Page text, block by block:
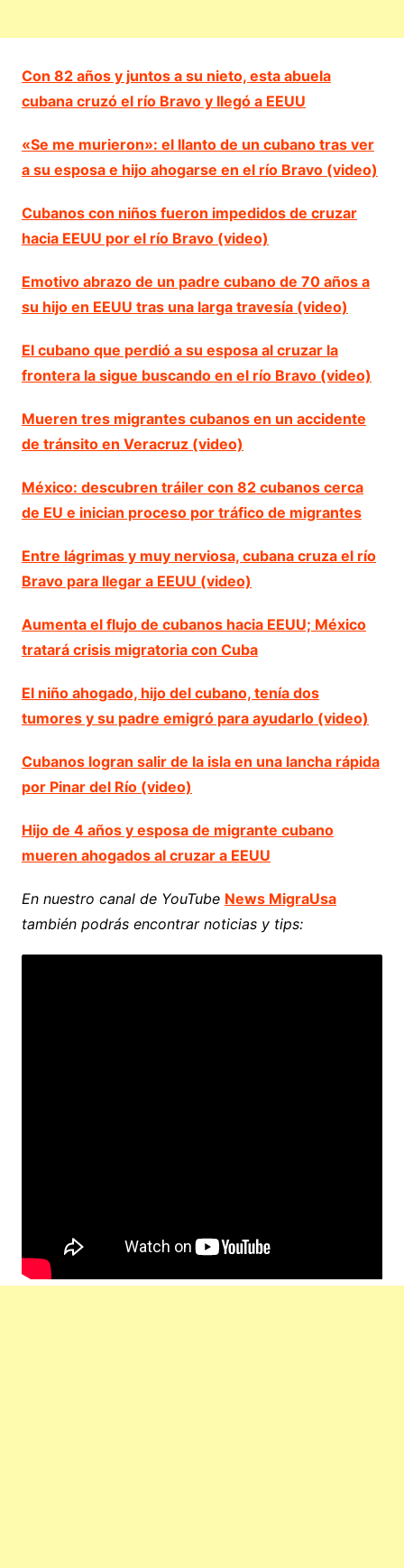
Con 82 años y juntos a su nieto, esta abuela
cubana cruzó el río Bravo y llegó a EEUU
«Se me murieron»: el llanto de un cubano tras ver
a su esposa e hijo ahogarse en el río Bravo (video)
Cubanos con niños fueron impedidos de cruzar
hacia EEUU por el río Bravo (video)
Emotivo abrazo de un padre cubano de 70 años a
su hijo en EEUU tras una larga travesía (video)
El cubano que perdió a su esposa al cruzar la
frontera la sigue buscando en el río Bravo (video)
Mueren tres migrantes cubanos en un accidente
de tránsito en Veracruz (video)
México: descubren tráiler con 82 cubanos cerca
de EU e inician proceso por tráfico de migrantes
Entre lágrimas y muy nerviosa, cubana cruza el río
Bravo para llegar a EEUU (video)
Aumenta el flujo de cubanos hacia EEUU; México
tratará crisis migratoria con Cuba
El niño ahogado, hijo del cubano, tenía dos
tumores y su padre emigró para ayudarlo (video)
Cubanos logran salir de la isla en una lancha rápida
por Pinar del Río (video)
Hijo de 4 años y esposa de migrante cubano
mueren ahogados al cruzar a EEUU
En nuestro canal de YouTube News MigraUsa
también podrás encontrar noticias y tips: